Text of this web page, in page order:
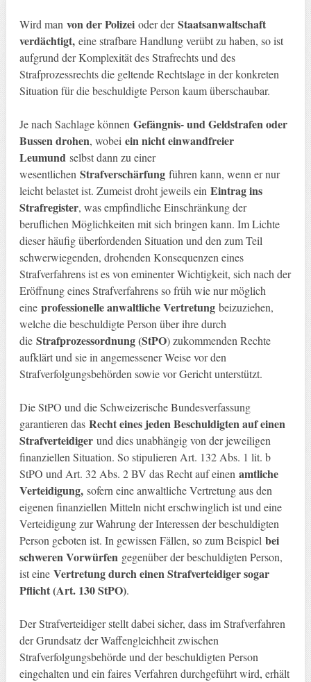
Wird man von der Polizeioder derStaatsanwaltschaft
verdächtigt,eine strafbare Handlung verübt zu haben, so ist
aufgrund der Komplexität des Strafrechts und des
Strafprozessrechts die geltende Rechtslage in der konkreten
Situation für die beschuldigte Person kaum überschaubar.
Je nach Sachlage können Gefängnis- und Geldstrafen oder
Bussen drohen, wobei ein nicht einwandfreier
Leumundselbst dann zu einer
wesentlichen Strafverschärfungführen kann, wenn er nur
leicht belastet ist. Zumeist droht jeweils ein Eintrag ins
Strafregister, was empfindliche Einschränkung der
beruflichen Möglichkeiten mit sich bringen kann. Im Lichte
dieser häufig überfordenden Situation und den zum Teil
schwerwiegenden, drohenden Konsequenzen eines
Strafverfahrens ist es von eminenter Wichtigkeit, sich nach der
Eröffnung eines Strafverfahrens so früh wie nur möglich
eine professionelle anwaltliche Vertretungbeizuziehen,
welche die beschuldigte Person über ihre durch
die Strafprozessordnung (StPO) zukommenden Rechte
aufklärt und sie in angemessener Weise vor den
Strafverfolgungsbehörden sowie vor Gericht unterstützt.
Die StPO und die Schweizerische Bundesverfassung
garantieren das Recht eines jeden Beschuldigten auf einen
Strafverteidigerund dies unabhängig von der jeweiligen
finanziellen Situation. So stipulieren Art. 132 Abs. 1 lit. b
StPO und Art. 32 Abs. 2 BV das Recht auf einen amtliche
Verteidigung,sofern eine anwaltliche Vertretung aus den
eigenen finanziellen Mitteln nicht erschwinglich ist und eine
Verteidigung zur Wahrung der Interessen der beschuldigten
Person geboten ist. In gewissen Fällen, so zum Beispiel bei
schweren Vorwürfengegenüber der beschuldigten Person,
ist eine Vertretung durch einen Strafverteidiger sogar
Pflicht (Art. 130 StPO).
Der Strafverteidiger stellt dabei sicher, dass im Strafverfahren
der Grundsatz der Waffengleichheit zwischen
Strafverfolgungsbehörde und der beschuldigten Person
eingehalten und ein faires Verfahren durchgeführt wird, erhält